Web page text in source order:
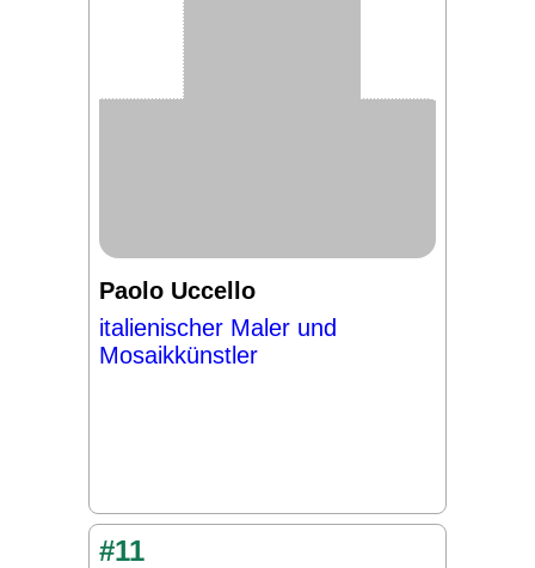
Paolo Uccello
italienischer Maler und
Mosaikkünstler
#11